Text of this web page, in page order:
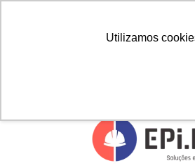
Utilizamos